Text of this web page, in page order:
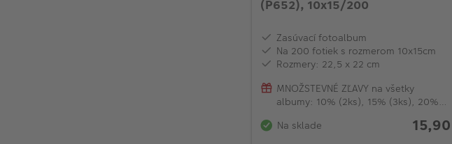
(P652), 10x15/200
Zasúvací fotoalbum
Na 200 fotiek s rozmerom 10x15cm
Rozmery: 22,5 x 22 cm
MNOŽSTEVNÉ ZĽAVY na všetky
albumy: 10% (2ks), 15% (3ks), 20%
Na sklade 15,90